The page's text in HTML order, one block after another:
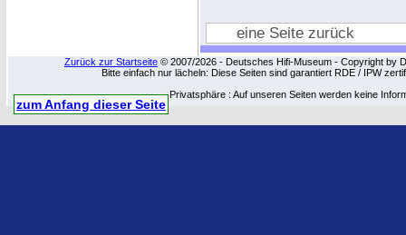
eine Seite zurück
Zurück zur Startseite © 2007/2026 - Deutsches Hifi-Museum - Copyright by
Bitte einfach nur lächeln: Diese Seiten sind garantiert RDE / IPW
Privatsphäre : Auf unseren Seiten werden keine
zum Anfang dieser Seite